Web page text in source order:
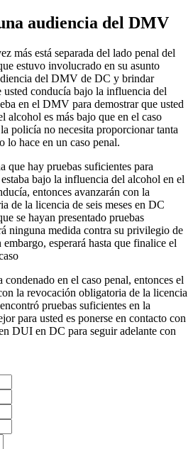
audiencia del DMV
más está separada del lado penal del
estuvo involucrado en su asunto
del DMV de DC y brindar
usted conducía bajo la influencia del
en el DMV para demostrar que usted
alcohol es más bajo que en el caso
policía no necesita proporcionar tanta
hace en un caso penal.
que hay pruebas suficientes para
bajo la influencia del alcohol en el
entonces avanzarán con la
de la licencia de seis meses en DC
se hayan presentado pruebas
ninguna medida contra su privilegio de
esperará hasta que finalice el
condenado en el caso penal, entonces el
la revocación obligatoria de la licencia
pruebas suficientes en la
para usted es ponerse en contacto con
DUI en DC para seguir adelante con